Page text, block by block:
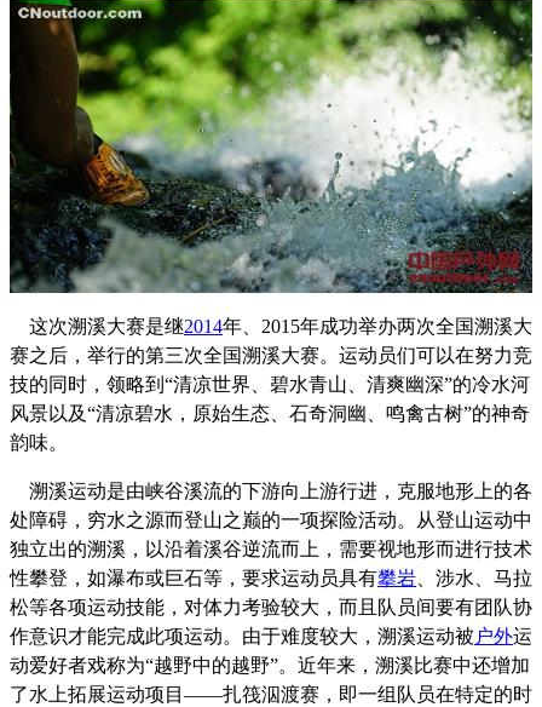
这次溯溪大赛是继2014年、2015年成功举办两次全国溯溪大
赛之后，举行的第三次全国溯溪大赛。运动员们可以在努力竞
技的同时，领略到“清凉世界、碧水青山、清爽幽深”的冷水河
风景以及“清凉碧水，原始生态、石奇洞幽、鸣禽古树”的神奇
韵味。
溯溪运动是由峡谷溪流的下游向上游行进，克服地形上的各
处障碍，穷水之源而登山之巅的一项探险活动。从登山运动中
独立出的溯溪，以沿着溪谷逆流而上，需要视地形而进行技术
性攀登，如瀑布或巨石等，要求运动员具有攀岩 、涉水、马拉
松等各项运动技能，对体力考验较大，而且队员间要有团队协
作意识才能完成此项运动。由于难度较大，溯溪运动被 户外运
动爱好者戏称为“越野中的越野”。近年来，溯溪比赛中还增加
了水上拓展运动项目——扎筏泅渡赛，即一组队员在特定的时